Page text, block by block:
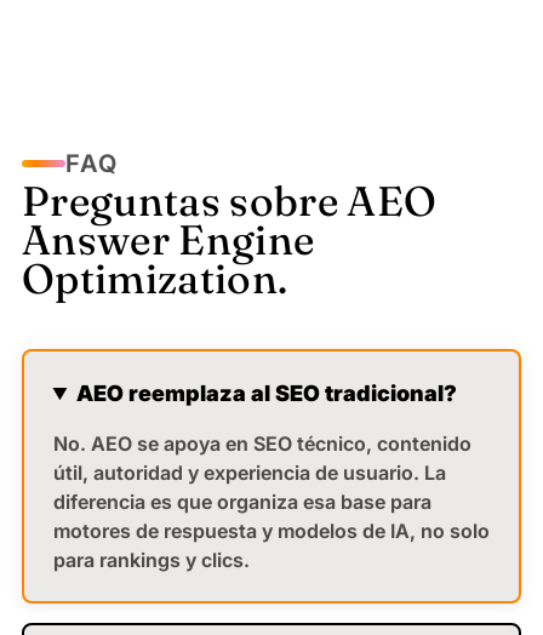
★★★★★5/5
Me gusta la administración de
leads
contenido y buenos patrocinadores Estamos
integrando más a las empresas del Clúster
Implementación de CRM
Madinabeitia, J.
★★★★★5/5
FAQ
Preguntas sobre AEO
Answer Engine
Optimization.
AEO reemplaza al SEO tradicional?
No. AEO se apoya en SEO técnico, contenido
útil, autoridad y experiencia de usuario. La
diferencia es que organiza esa base para
motores de respuesta y modelos de IA, no solo
para rankings y clics.